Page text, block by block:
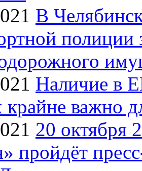
В
Наличие в
важно
20 октября
пройдёт